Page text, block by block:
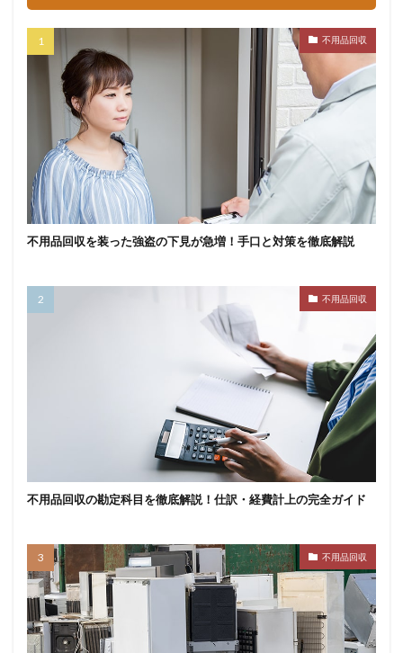
不用品回収
不用品回収を装った強盗の下見が急増！手口と対策を徹底解説
不用品回収
不用品回収の勘定科目を徹底解説！仕訳・経費計上の完全ガイド
不用品回収